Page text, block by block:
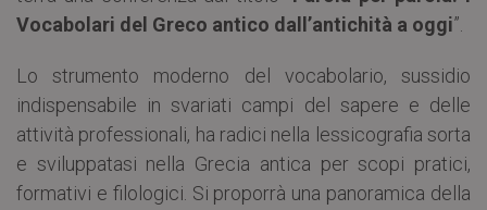
Vocabolari del Greco antico dall’antichità a oggi”.
Lo strumento moderno del vocabolario, sussidio
indispensabile in svariati campi del sapere e delle
attività professionali, ha radici nella lessicografia sorta
e sviluppatasi nella Grecia antica per scopi pratici,
formativi e filologici. Si proporrà una panoramica della